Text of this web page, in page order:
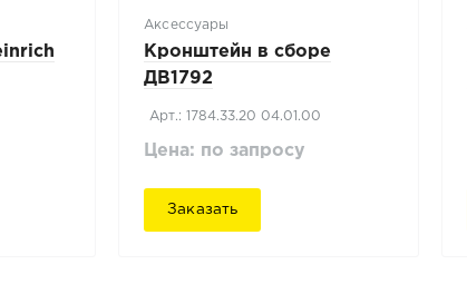
Аксессуары
Кронштейн в сборе
ДВ1792
Арт.: 1784.33.20 04.01.00
Цена: по запросу
Заказать